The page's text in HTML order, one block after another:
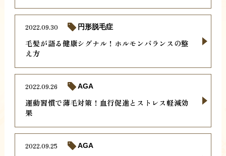
毛髪が語る健康シグナル！ホルモンバランスの整
え方
2022.09.30 円形脱毛症
運動習慣で薄毛対策！血行促進とストレス軽減効
果
2022.09.26 AGA
2022.09.25 AGA